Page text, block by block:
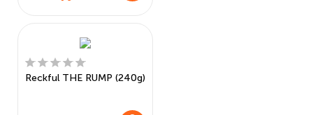
Reckful THE RUMP (240g)